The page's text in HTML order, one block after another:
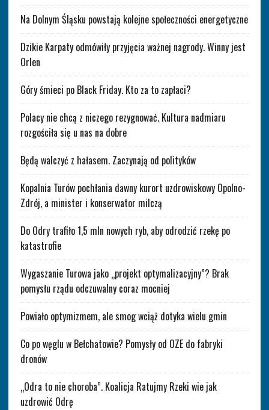
Na Dolnym Śląsku powstają kolejne społeczności energetyczne
Dzikie Karpaty odmówiły przyjęcia ważnej nagrody. Winny jest
Orlen
Góry śmieci po Black Friday. Kto za to zapłaci?
Polacy nie chcą z niczego rezygnować. Kultura nadmiaru
rozgościła się u nas na dobre
Będą walczyć z hałasem. Zaczynają od polityków
Kopalnia Turów pochłania dawny kurort uzdrowiskowy Opolno-
Zdrój, a minister i konserwator milczą
Do Odry trafiło 1,5 mln nowych ryb, aby odrodzić rzekę po
katastrofie
Wygaszanie Turowa jako „projekt optymalizacyjny”? Brak
pomysłu rządu odczuwalny coraz mocniej
Powiało optymizmem, ale smog wciąż dotyka wielu gmin
Co po węglu w Bełchatowie? Pomysły od OZE do fabryki
dronów
„Odra to nie choroba”. Koalicja Ratujmy Rzeki wie jak
uzdrowić Odrę